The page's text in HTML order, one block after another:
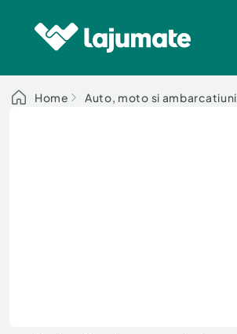
Home Auto, moto si ambarcatiuni